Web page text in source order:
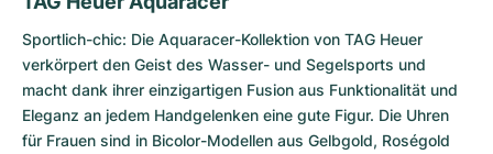
Sportlich-chic: Die Aquaracer-Kollektion von TAG Heuer
verkörpert den Geist des Wasser- und Segelsports und
macht dank ihrer einzigartigen Fusion aus Funktionalität und
Eleganz an jedem Handgelenken eine gute Figur. Die Uhren
für Frauen sind in Bicolor-Modellen aus Gelbgold, Roségold